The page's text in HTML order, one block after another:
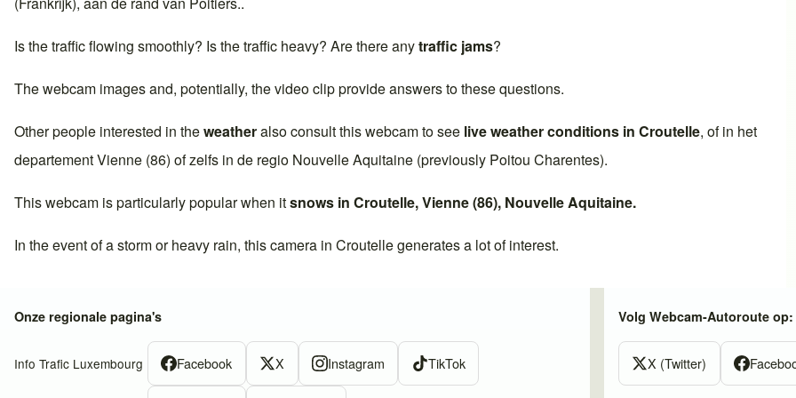
Is the traffic flowing smoothly? Is the traffic heavy? Are there anytraffic jams?
The webcam images and, potentially, the video clip provide answers to these questions.
Other people interested in theweatheralso consult this webcam to see live weather conditions in Croutelle, of in het
departementVienne (86) of zelfs in de regio Nouvelle Aquitaine (previously Poitou Charentes).
This webcam is particularly popular when itsnows in Croutelle,Vienne (86), Nouvelle Aquitaine.
In the event of a storm or heavy rain, this camera in Croutellegenerates a lot of interest.
Onze regionale pagina's
Info Trafic Luxembourg Facebook X Instagram TikTok
Volg Webcam-Autoroute op:
X (Twitter)